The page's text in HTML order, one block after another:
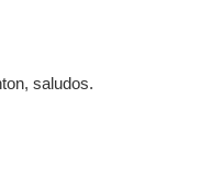
saludos.